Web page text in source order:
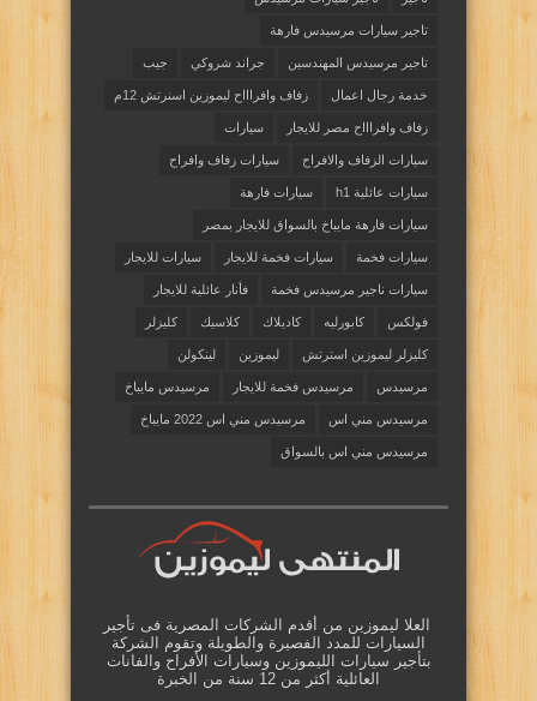
تاجير سيارات مرسيدس فارهة
تاجير مرسيدس المهندسين جراند شروكي جيب
خدمة رجال اعمال زفاف وافراااح ليموزين اسنرتش 12م
زفاف وافراااح مصر للايجار سيارات
سيارات الزفاف والافراح سيارات زفاف وافراح
سيارات عائلية h1 سيارات فارهة
سيارات فارهة مايباخ بالسواق للايجار بمصر
سيارات فخمة سيارات فخمة للايجار سيارات للايجار
سيارات ناجير مرسيدس فخمة فأنار عائلية للايجار
فولكس كابورليه كاديلاك كلاسيك كليزلر
كليزلر ليموزين استرتش ليموزين لينكولن
مرسيدس مرسيدس فخمة للايجار مرسيدس مايباخ
مرسيدس مني اس مرسيدس مني اس 2022 مايباخ
مرسيدس مني اس بالسواق
العلا ليموزين من أقدم الشركات المصرية فى تأجير
السيارات للمدد الفصيرة والطويلة وتقوم الشركة
بتأجير سيارات الليموزين وسيارات الأفراح والفانات
العائلية أكثر من 12 سنة من الخبرة